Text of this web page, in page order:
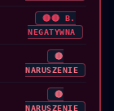
🔴🔴 B.
NEGATYWNA
🔴
NARUSZENIE
🔴
NARUSZENIE